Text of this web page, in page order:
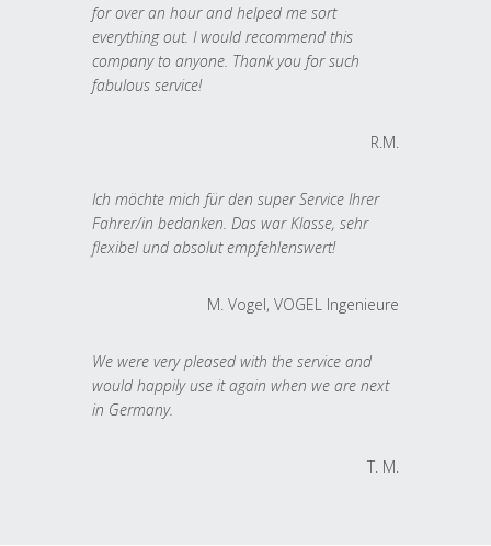
for over an hour and helped me sort
everything out. I would recommend this
company to anyone. Thank you for such
fabulous service!
R.M.
Ich möchte mich für den super Service Ihrer
Fahrer/in bedanken. Das war Klasse, sehr
flexibel und absolut empfehlenswert!
M. Vogel, VOGEL Ingenieure
We were very pleased with the service and
would happily use it again when we are next
in Germany.
T. M.